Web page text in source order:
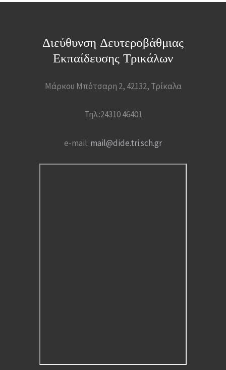
Διεύθυνση Δευτεροβάθμιας
Εκπαίδευσης Τρικάλων
Μάρκου Μπότσαρη 2, 42132, Τρίκαλα
Τηλ.:24310 46401
e-mail: mail@dide.tri.sch.gr